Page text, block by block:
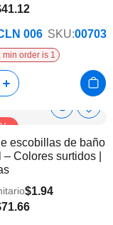
006 SKU:00703
min order is 1
Show
Info la
lista
escobillas de baño
Colores surtidos |
$1.94